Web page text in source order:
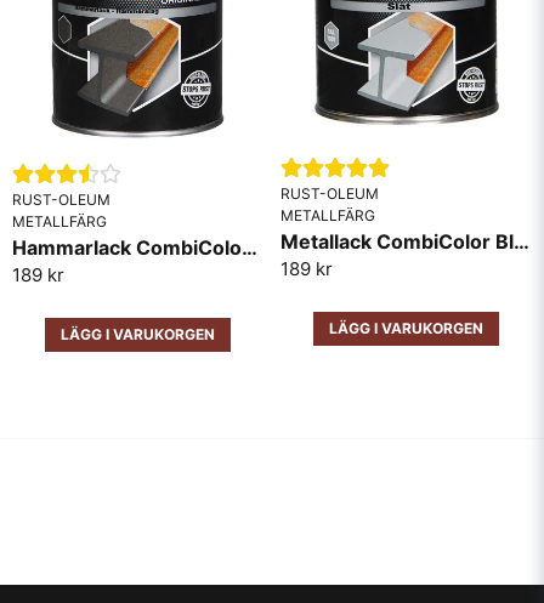
RUST-OLEUM
METALLFÄRG
Hammarlack CombiColor Mörkgrå
189 kr
LÄGG I VARUKORGEN
RUST-OLEUM
METALLFÄRG
Metallack CombiColor Blank RAL7001 Grå
189 kr
LÄGG I VARUKORGEN